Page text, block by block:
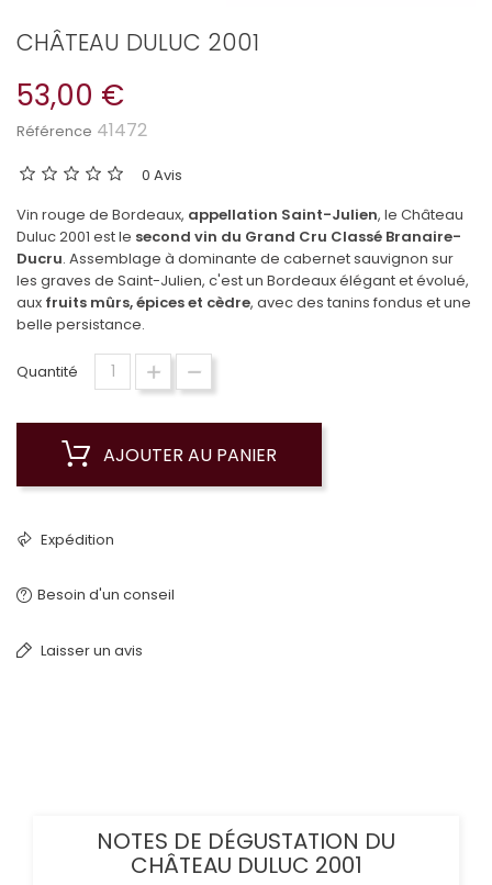
CHÂTEAU DULUC 2001
53,00 €
Référence 41472
0 Avis
Vin rouge de Bordeaux, appellation Saint-Julien, le Château
Duluc 2001 est le second vin du Grand Cru Classé Branaire-
Ducru. Assemblage à dominante de cabernet sauvignon sur
les graves de Saint-Julien, c'est un Bordeaux élégant et évolué,
aux fruits mûrs, épices et cèdre, avec des tanins fondus et une
belle persistance.
Quantité
AJOUTER AU PANIER
Expédition
Besoin d'un conseil
Laisser un avis
NOTES DE DÉGUSTATION DU
CHÂTEAU DULUC 2001